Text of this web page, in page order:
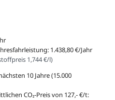
1.438,80 €/Jahr
1,744 €/l)
10 Jahre (15.000
CO₂-Preis von 127,- €/t: